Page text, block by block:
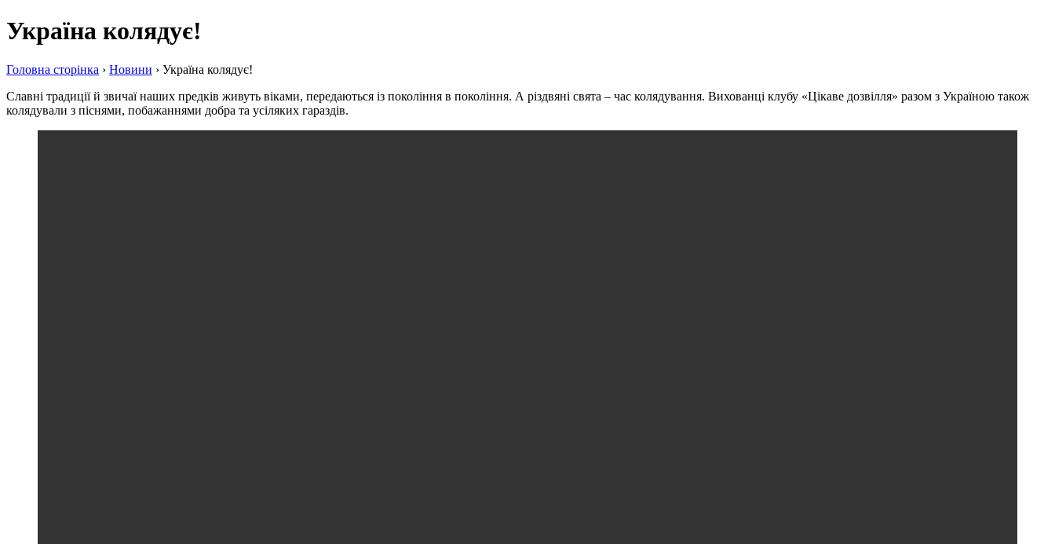
Україна колядує!
Головна сторiнка › Новини › Україна колядує!
Славні традиції й звичаї наших предків живуть віками, передаються із покоління в покоління. А різдвяні свята – час колядування. Вихованці клубу «Цікаве дозвілля» разом з Україною також
колядували з піснями, побажаннями добра та усіляких гараздів.